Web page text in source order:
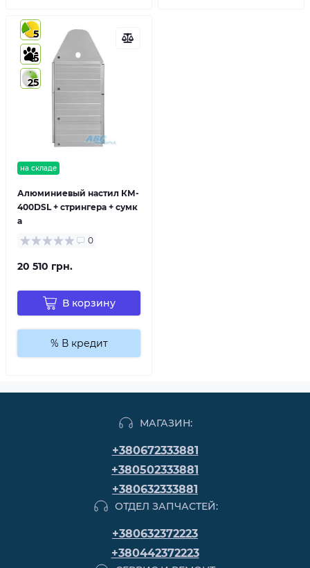
на складе
Алюминиевый настил КМ-
400DSL + стрингера + сумк
а
5
5
25
0
20 510 грн.
В корзину
% В кредит
МАГАЗИН:
+380672333881
+380502333881
+380632333881
ОТДЕЛ ЗАПЧАСТЕЙ:
+380632372223
+380442372223